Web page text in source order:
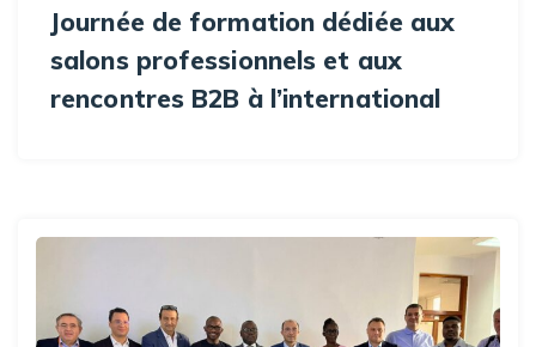
Journée de formation dédiée aux
salons professionnels et aux
rencontres B2B à l’international